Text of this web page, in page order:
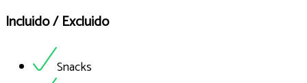
Incluido / Excluido
Snacks